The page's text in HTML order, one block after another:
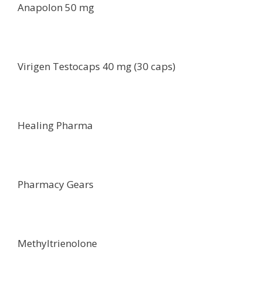
Anapolon 50 mg
Virigen Testocaps 40 mg (30 caps)
Healing Pharma
Pharmacy Gears
Methyltrienolone